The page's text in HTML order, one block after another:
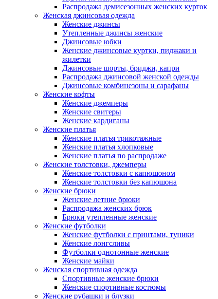
Распродажа демисезонных женских курток
Женская джинсовая одежда
Женские джинсы
Утепленные джинсы женские
Джинсовые юбки
Женские джинсовые куртки, пиджаки и
жилетки
Джинсовые шорты, бриджи, капри
Распродажа джинсовой женской одежды
Джинсовые комбинезоны и сарафаны
Женские кофты
Женские джемперы
Женские свитеры
Женские кардиганы
Женские платья
Женские платья трикотажные
Женские платья хлопковые
Женские платья по распродаже
Женские толстовки, джемперы
Женские толстовки с капюшоном
Женские толстовки без капюшона
Женские брюки
Женские летние брюки
Распродажа женских брюк
Брюки утепленные женские
Женские футболки
Женские футболки с принтами, туники
Женские лонгсливы
Футболки однотонные женские
Женские майки
Женская спортивная одежда
Спортивные женские брюки
Женские спортивные костюмы
Женские рубашки и блузки